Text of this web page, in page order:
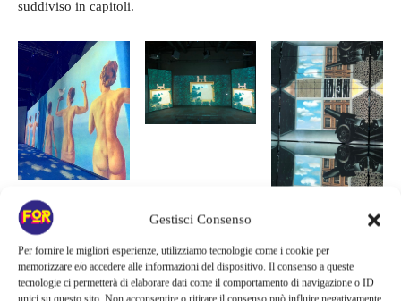
Gestisci Consenso
Per fornire le migliori esperienze, utilizziamo tecnologie come i cookie per
memorizzare e/o accedere alle informazioni del dispositivo. Il consenso a queste
tecnologie ci permetterà di elaborare dati come il comportamento di navigazione o ID
unici su questo sito. Non acconsentire o ritirare il consenso può influire negativamente
suddiviso in capitoli.